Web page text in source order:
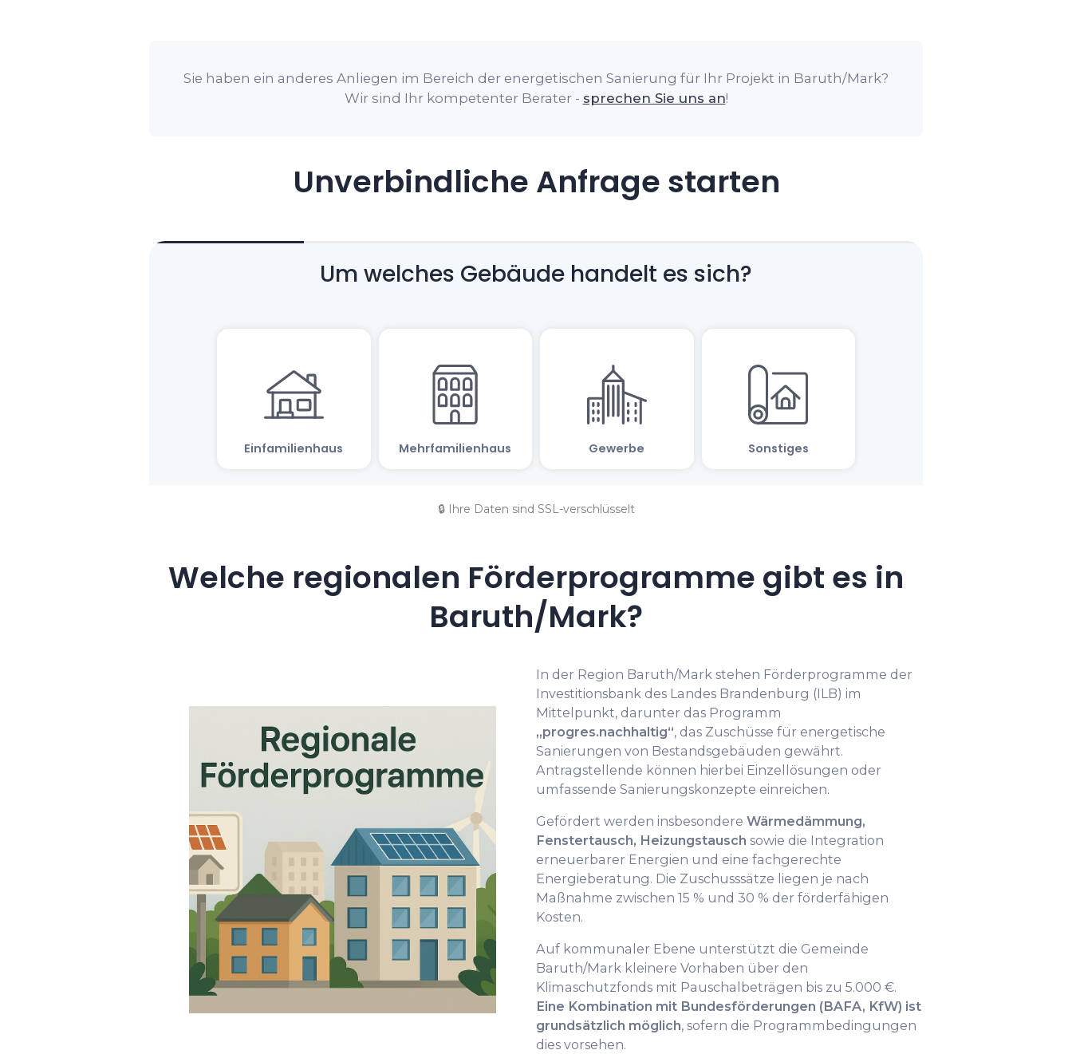
Sie haben ein anderes Anliegen im Bereich der energetischen Sanierung für Ihr Projekt in Baruth/Mark?
Wir sind Ihr kompetenter Berater - sprechen Sie uns an!
Unverbindliche Anfrage starten
🔒 Ihre Daten sind SSL-verschlüsselt
Welche regionalen Förderprogramme gibt es in
Baruth/Mark?
In der Region Baruth/Mark stehen Förderprogramme der
Investitionsbank des Landes Brandenburg (ILB) im
Mittelpunkt, darunter das Programm
„progres.nachhaltig“, das Zuschüsse für energetische
Sanierungen von Bestandsgebäuden gewährt.
Antragstellende können hierbei Einzellösungen oder
umfassende Sanierungskonzepte einreichen.
Gefördert werden insbesondere Wärmedämmung,
Fenstertausch, Heizungstausch sowie die Integration
erneuerbarer Energien und eine fachgerechte
Energieberatung. Die Zuschusssätze liegen je nach
Maßnahme zwischen 15 % und 30 % der förderfähigen
Kosten.
Auf kommunaler Ebene unterstützt die Gemeinde
Baruth/Mark kleinere Vorhaben über den
Klimaschutzfonds mit Pauschalbeträgen bis zu 5.000 €.
Eine Kombination mit Bundesförderungen (BAFA, KfW) ist
grundsätzlich möglich, sofern die Programmbedingungen
dies vorsehen.